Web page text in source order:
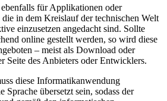
für Applikationen oder
in dem Kreislauf der technischen Welt
einzusetzen angedacht sind. Sollte
online gestellt werden, so wird diese
– meist als Download oder
Seite des Anbieters oder Entwicklers.
diese Informatikanwendung
Sprache übersetzt sein, sodass der